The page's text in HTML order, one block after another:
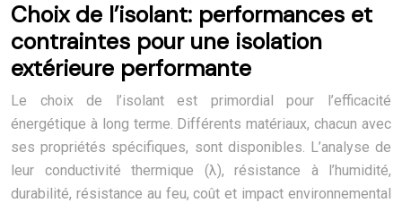
Choix de l’isolant: performances et
contraintes pour une isolation
extérieure performante
Le choix de l’isolant est primordial pour l’efficacité
énergétique à long terme. Différents matériaux, chacun avec
ses propriétés spécifiques, sont disponibles. L’analyse de
leur conductivité thermique (λ), résistance à l’humidité,
durabilité, résistance au feu, coût et impact environnemental